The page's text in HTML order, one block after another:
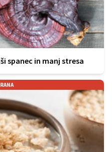
spanec in manj stresa